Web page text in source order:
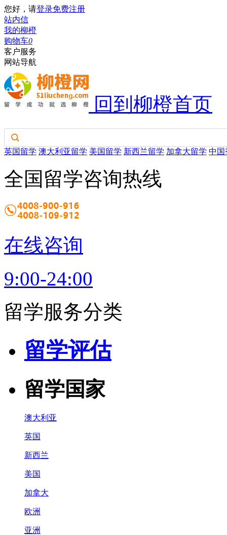
您好，请登录免费注册
站内信
我的柳橙
购物车0
客户服务
网站导航
回到柳橙首页
英国留学 澳大利亚留学 美国留学 新西兰留学 加拿大留学 中国
全国留学咨询热线
在线咨询
9:00-24:00
留学服务分类
留学评估
留学国家
澳大利亚
英国
新西兰
美国
加拿大
欧洲
亚洲